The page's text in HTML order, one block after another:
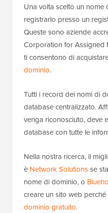
Una volta scelto un
registrarlo presso un
Queste sono aziende
Corporation for Assigned
ti consentono di
dominio.
Tutti i record dei nomi di
database centralizzato.
venga riconosciuto, deve
database con tutte le
Nella nostra ricerca, il
è Network Solutionsse
nome di dominio, o
creare un sito web
dominio gratuito.